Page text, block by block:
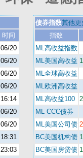
时间
06/20
06/20
06/20
06/20
16:14
06/20
06/20
18:31
23:03
债券指数其他更
指数
ML高收益指数
ML美国高收益
ML全球高收益
ML欧洲高收益
ML高收益100
ML CCC债券
ML美国公司债
BC美国机构债
BC美国房贷债